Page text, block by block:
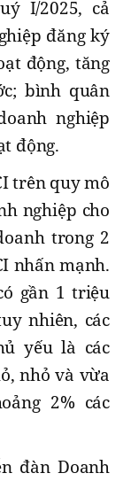
I/2025, cả
đăng ký
động, tăng
bình quân
nghiệp
động.
trên quy mô
nghiệp cho
trong 2
nhấn mạnh.
gần 1 triệu
nhiên, các
yếu là các
nhỏ và vừa
2% các
đàn Doanh